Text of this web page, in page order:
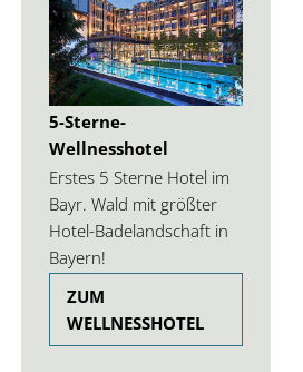
5-Sterne-
Wellnesshotel
Erstes 5 Sterne Hotel im
Bayr. Wald mit größter
Hotel-Badelandschaft in
Bayern!
ZUM
WELLNESSHOTEL